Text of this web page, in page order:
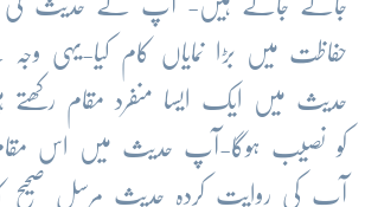
جانے جاتے ہیں- آپ نے حدیث کی
حفاظت میں بڑا نمایاں کام کیا-یہی
حدیث میں ایک ایسا منفرد مقام رکھتے
کو نصیب ہوگا-آپ حدیث میں اس مقام
آپ کی روایت کردہ حدیث مرسل صحیح کا